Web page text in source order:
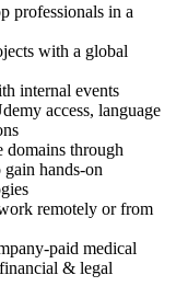
professionals in a
with a global
internal events
access, language
domains through
hands-on
remotely or from
paid medical
& legal